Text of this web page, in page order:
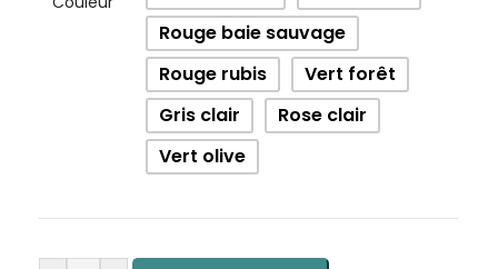
Rouge baie sauvage
Rouge rubis
Vert forêt
Gris clair
Rose clair
Vert olive